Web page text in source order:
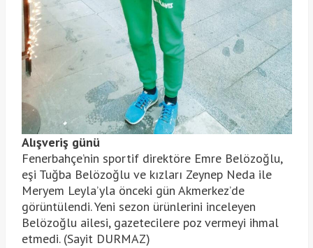
Alışveriş günü
Fenerbahçe’nin sportif direktöre Emre Belözoğlu,
eşi Tuğba Belözoğlu ve kızları Zeynep Neda ile
Meryem Leyla’yla önceki gün Akmerkez’de
görüntülendi. Yeni sezon ürünlerini inceleyen
Belözoğlu ailesi, gazetecilere poz vermeyi ihmal
etmedi. (Sayit DURMAZ)